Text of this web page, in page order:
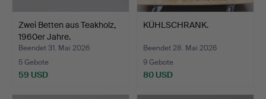
Zwei Betten aus Teakholz,
1960er Jahre.
Beendet 31. Mai 2026
5 Gebote
59 USD
KÜHLSCHRANK.
Beendet 28. Mai 2026
9 Gebote
80 USD